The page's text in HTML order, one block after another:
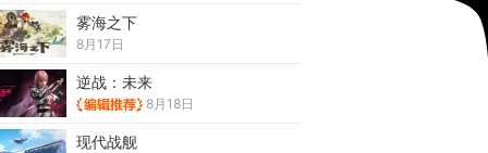
雾海之下
8月17日
逆战：未来
8月18日
现代战舰